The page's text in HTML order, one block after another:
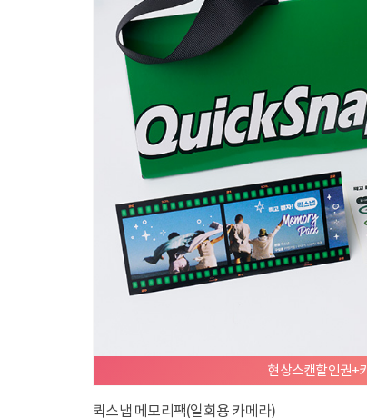
[Classic] 말씀과 함께하는 삶
21,900원